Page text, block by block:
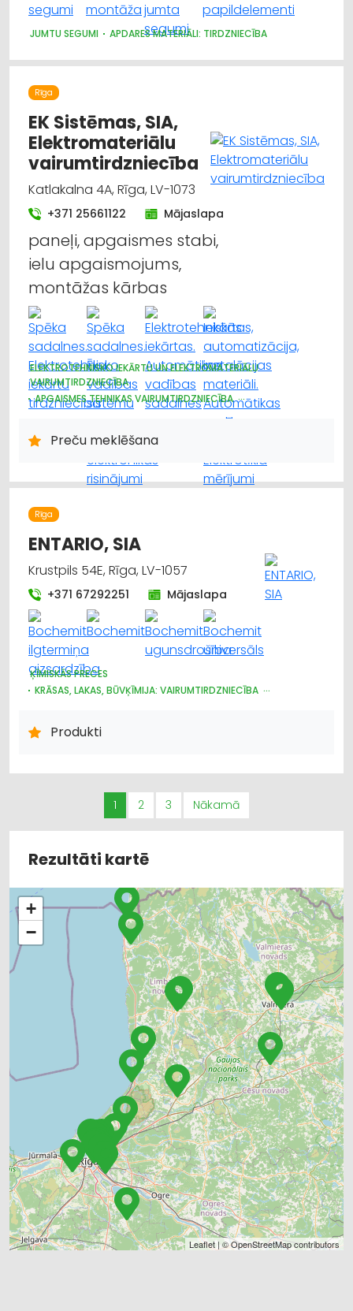
JUMTU SEGUMI APDARES MATERIĀLI: TIRDZNIECĪBA
Rīga
EK Sistēmas, SIA,
Elektromateriālu
vairumtirdzniecība
Katlakalna 4A, Rīga, LV-1073
+371 25661122 Mājaslapa
paneļi, apgaismes stabi,
ielu apgaismojums,
montāžas kārbas
ELEKTROTEHNISKO IEKĀRTU UN ELEKTROMATERIĀLU
VAIRUMTIRDZNIECĪBA
APGAISMES TEHNIKAS VAIRUMTIRDZNIECĪBA
TIRDZNIECĪBA
APGAISMES TEHNIKAS TIRDZNIECĪBA
Preču meklēšana
Rīga
ENTARIO, SIA
Krustpils 54E, Rīga, LV-1057
+371 67292251 Mājaslapa
ĶĪMISKĀS PRECES
KRĀSAS, LAKAS, BŪVĶĪMIJA: VAIRUMTIRDZNIECĪBA
APDARES MATERIĀLI: VAIRUMTIRDZNIECĪBA
KRĀSAS, LAKAS, BŪVĶĪMIJA: TIRDZNIECĪBA
Produkti
1 2 3 Nākamā
Rezultāti kartē
+
−
Leaflet | ©OpenStreetMapcontributors